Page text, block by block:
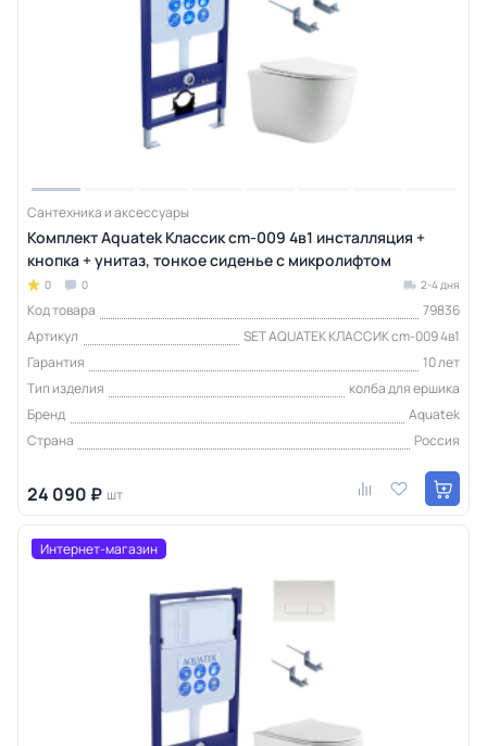
Сантехника и аксессуары
Комплект Aquatek Классик cm-009 4в1 инсталляция +
кнопка + унитаз, тонкое сиденье с микролифтом
0 0 2-4 дня
Код товара
79836
Артикул
SET AQUATEK КЛАССИК cm-009 4в1
Гарантия
10 лет
Тип изделия
колба для ершика
Бренд
Aquatek
Страна
Россия
24 090 ₽ шт
Интернет-магазин